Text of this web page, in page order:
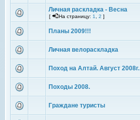
Личная раскладка - Весна
[ На страницу: 1 2 ]
Планы 2009!!!
Личная велораскладка
Поход на Алтай. Август 2008г.
Походы 2008.
Граждане туристы